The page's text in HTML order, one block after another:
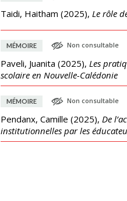
Taidi, Haitham (2025), Le rôle
MÉMOIRE Non consultable
Paveli, Juanita (2025), Les
scolaire en Nouvelle-Calédonie
MÉMOIRE Non consultable
Pendanx, Camille (2025), De
institutionnelles par les